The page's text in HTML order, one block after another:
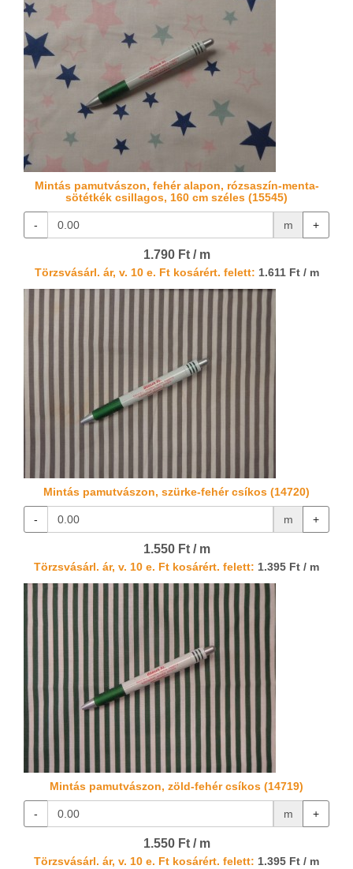
Mintás pamutvászon, fehér alapon, rózsaszín-menta-
sötétkék csillagos, 160 cm széles (15545)
- m +
1.790 Ft / m
Törzsvásárl. ár, v. 10 e. Ft kosárért. felett: 1.611 Ft / m
Mintás pamutvászon, szürke-fehér csíkos (14720)
- m +
1.550 Ft / m
Törzsvásárl. ár, v. 10 e. Ft kosárért. felett: 1.395 Ft / m
Mintás pamutvászon, zöld-fehér csíkos (14719)
- m +
1.550 Ft / m
Törzsvásárl. ár, v. 10 e. Ft kosárért. felett: 1.395 Ft / m